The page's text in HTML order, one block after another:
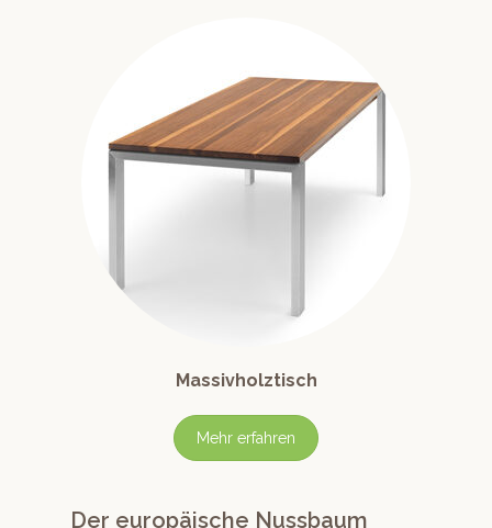
Massivholztisch
Mehr erfahren
Der europäische Nussbaum